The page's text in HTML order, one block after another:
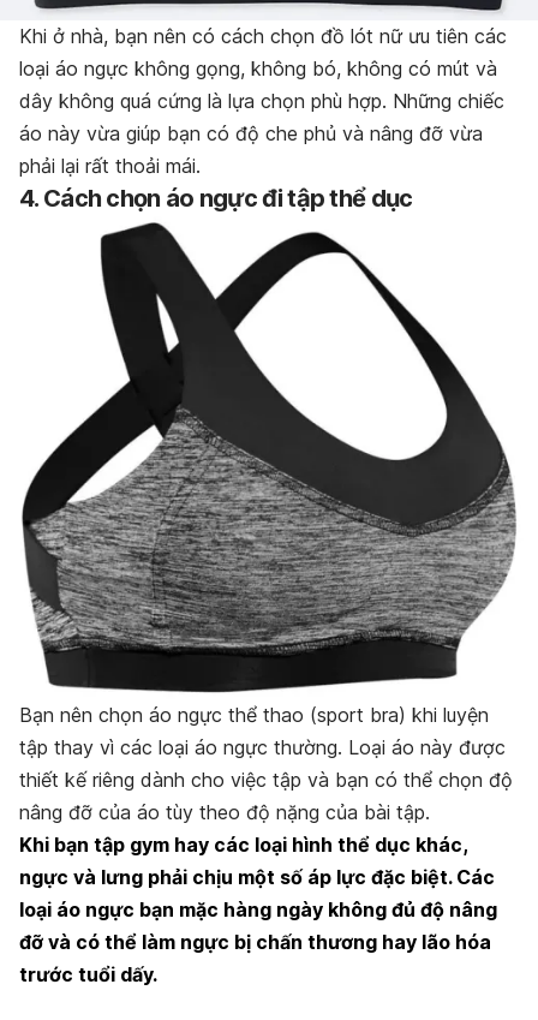
Khi ở nhà, bạn nên có cách chọn đồ lót nữ ưu tiên các
loại áo ngực không gọng, không bó, không có mút và
dây không quá cứng là lựa chọn phù hợp. Những chiếc
áo này vừa giúp bạn có độ che phủ và nâng đỡ vừa
phải lại rất thoải mái.
4. Cách chọn áo ngực đi tập thể dục
Bạn nên chọn áo ngực thể thao (sport bra) khi luyện
tập thay vì các loại áo ngực thường. Loại áo này được
thiết kế riêng dành cho việc tập và bạn có thể chọn độ
nâng đỡ của áo tùy theo độ nặng của bài tập.
Khi bạn tập gym hay các loại hình thể dục khác,
ngực và lưng phải chịu một số áp lực đặc biệt. Các
loại áo ngực bạn mặc hàng ngày không đủ độ nâng
đỡ và có thể làm ngực bị chấn thương hay lão hóa
trước tuổi dấy.